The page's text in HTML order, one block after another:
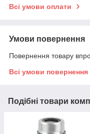
Всі умови оплати
Умови повернення
Повернення товару
Всі умови повернення
Подібні товари